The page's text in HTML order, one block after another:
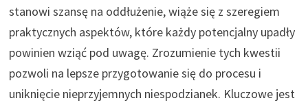
stanowi szansę na oddłużenie, wiąże się z szeregiem
praktycznych aspektów, które każdy potencjalny upadły
powinien wziąć pod uwagę. Zrozumienie tych kwestii
pozwoli na lepsze przygotowanie się do procesu i
uniknięcie nieprzyjemnych niespodzianek. Kluczowe jest